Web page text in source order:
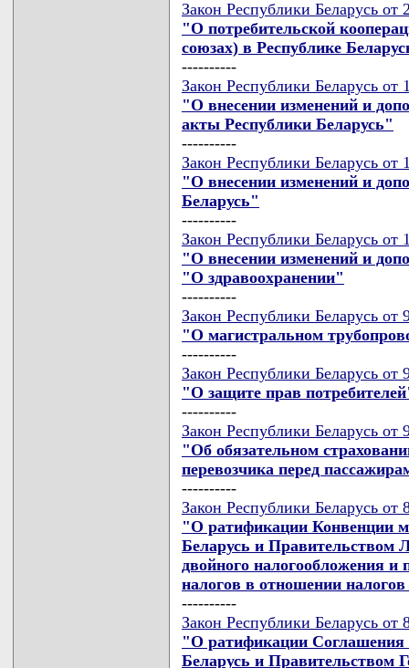
Закон Республики Беларусь
"О потребительской
союзах) в Республике
----------
Закон Республики Беларусь
"О внесении изменений и
акты Республики Беларусь"
----------
Закон Республики Беларусь от
"О внесении изменений и
Беларусь"
----------
Закон Республики Беларусь от
"О внесении изменений и
"О здравоохранении"
----------
Закон Республики Беларусь от
"О магистральном
----------
Закон Республики Беларусь от
"О защите прав
----------
Закон Республики Беларусь от
"Об обязательном
перевозчика перед
----------
Закон Республики Беларусь от
"О ратификации Конвенции
Беларусь и Правительством
двойного налогообложения
налогов в отношении
----------
Закон Республики Беларусь от
"О ратификации Соглашения
Беларусь и Правительством